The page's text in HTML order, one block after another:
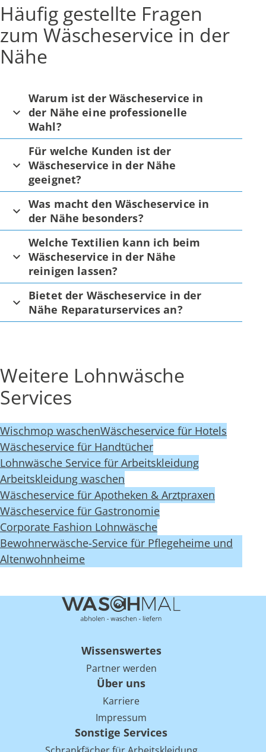
Häufig gestellte Fragen
zum Wäscheservice in der
Nähe
Warum ist der Wäscheservice in
der Nähe eine professionelle
Wahl?
Für welche Kunden ist der
Wäscheservice in der Nähe
geeignet?
Was macht den Wäscheservice in
der Nähe besonders?
Welche Textilien kann ich beim
Wäscheservice in der Nähe
reinigen lassen?
Bietet der Wäscheservice in der
Nähe Reparaturservices an?
Weitere Lohnwäsche
Services
Wischmop waschenWäscheservice für Hotels
Wäscheservice für Handtücher
Lohnwäsche Service für Arbeitskleidung
Arbeitskleidung waschen
Wäscheservice für Apotheken & Arztpraxen
Wäscheservice für Gastronomie
Corporate Fashion Lohnwäsche
Bewohnerwäsche-Service für Pflegeheime und
Altenwohnheime
Wissenswertes
Partner werden
Über uns
Karriere
Impressum
Sonstige Services